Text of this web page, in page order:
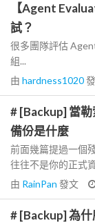
【Agent
試？
很多團隊評估
組...
由 hardness1020
# [Backup] 當
備份是什麼
前面幾篇提過一個
往往不是你的正式
由 RainPan 發文
# [Backup] 為